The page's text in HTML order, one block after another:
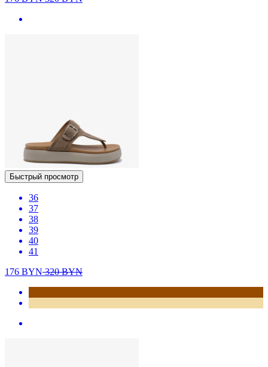
Быстрый просмотр
36
37
38
39
40
41
176 BYN320BYN